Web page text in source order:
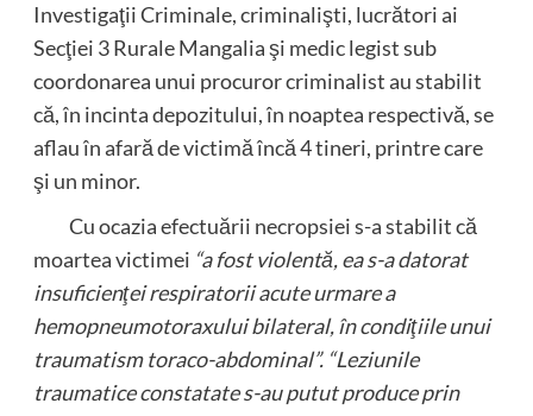
Investigaţii Criminale, criminalişti, lucrători ai
Secţiei 3 Rurale Mangalia şi medic legist sub
coordonarea unui procuror criminalist au stabilit
că, în incinta depozitului, în noaptea respectivă, se
aflau în afară de victimă încă 4 tineri, printre care
şi un minor.
Cu ocazia efectuării necropsiei s-a stabilit că
moartea victimei “a fost violentă, ea s-a datorat
insuficienţei respiratorii acute urmare a
hemopneumotoraxului bilateral, în condiţiile unui
traumatism toraco-abdominal”. “Leziunile
traumatice constatate s-au putut produce prin